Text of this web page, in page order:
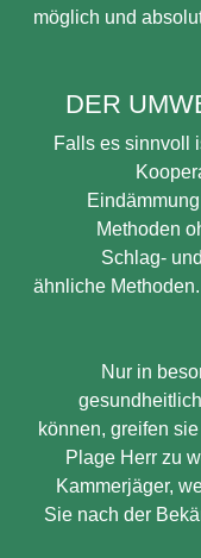
möglich und
DER
Falls es sinnvoll
Methoden
Schlag-
ähnliche
Nur in
können, greifen
Plage Herr zu
Kammerjäger,
Sie nach der